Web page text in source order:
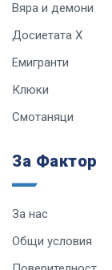
Вяра и демони
Досиетата Х
Емигранти
Клюки
Смотаняци
За Фактор
За нас
Общи условия